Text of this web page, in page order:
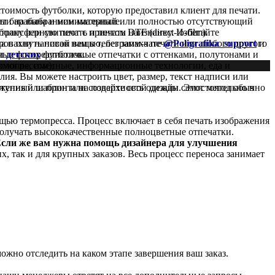
же вам нужна помощь дизайнера для улучшения
детскихфутболок.
футболки, которую предоставил клиент для печати.
на выбранном материале.
или написав нам в телеграмм-чате@Poligrafika_supportи
барабана и минимальный или полностью отсутствующий
или свитшот с принтом наизнанку. Избегайте
печать и печать DTF (direct-to-film).
фотореалистичные отпечатки с оттенками, полутонами и
или принта на поверхность одежды. Этот метод обычно
термопресса. Процесс включает в себя печать изображения
высококачественные полноцветные отпечатки.
и для крупных заказов. Весь процесс переноса занимает
пахнуть новой вещью, без запаха печати или любого другого
отследить на каком этапе завершения ваш заказ.
именные, информационные технологии, еда и
Вы можете настроить цвет, размер, текст надписи или
шаблон или создайте свой дизайн самостоятельно в